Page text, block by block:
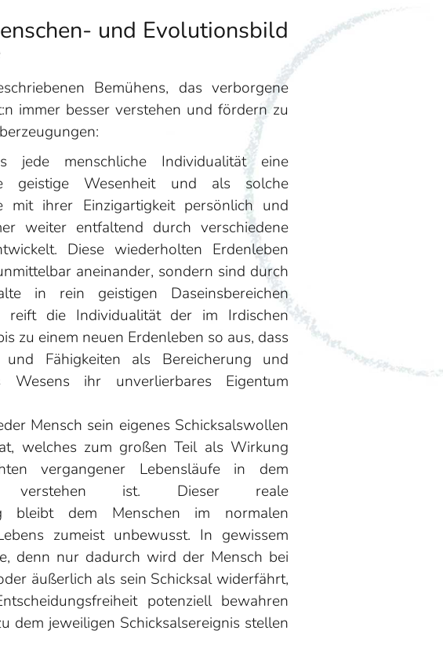
und Evolutionsbild
Bemühens, das verborgene
immer besser verstehen und fördern zu
jede menschliche Individualität eine
geistige Wesenheit und als solche
mit ihrer Einzigartigkeit persönlich und
weiter entfaltend durch verschiedene
Diese wiederholten Erdenleben
aneinander, sondern sind durch
in rein geistigen Daseinsbereichen
reift die Individualität der im Irdischen
zu einem neuen Erdenleben so aus, dass
Fähigkeiten als Bereicherung und
Wesens ihr unverlierbares Eigentum
Mensch sein eigenes Schicksalswollen
welches zum großen Teil als Wirkung
vergangener Lebensläufe in dem
verstehen ist. Dieser reale
bleibt dem Menschen im normalen
zumeist unbewusst. In gewissem
denn nur dadurch wird der Mensch bei
äußerlich als sein Schicksal widerfährt,
potenziell bewahren
dem jeweiligen Schicksalsereignis stellen